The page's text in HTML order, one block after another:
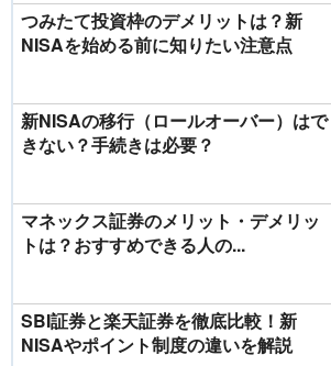
つみたて投資枠のデメリットは？新
NISAを始める前に知りたい注意点
新NISAの移行（ロールオーバー）はで
きない？手続きは必要？
マネックス証券のメリット・デメリッ
トは？おすすめできる人の...
SBI証券と楽天証券を徹底比較！新
NISAやポイント制度の違いを解説